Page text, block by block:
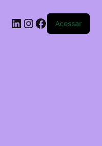
LinkedIn
Instagram
Facebook
Acessar